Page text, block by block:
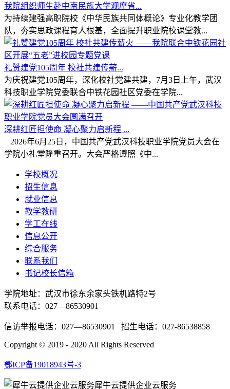
我院组织师生赴中南民族大学观摩省...
为持续建强高职院校《中华民族共同体概论》专业化教学团
队，夯实思政课程育人根基，全面提升职业院校课堂教...
礼赞建党105周年 校社共建传薪...
为庆祝建党105周年，深化校社党建共建，7月3日上午，武汉
科技职业学院党委联合中铁花园社区党委在学院...
深耕红匠担使命 凝心聚力启新程 ...
2026年6月25日，中国共产党武汉科技职业学院党员大会在
学院小礼堂隆重召开。大会严格遵照《中...
学校概况
招生信息
就业信息
教学教研
学工在线
信息公开
综合服务
联系我们
书记校长信箱
学院地址： 武汉市徐东余家头铁机路特2号
联系电话：027—86530901
信访举报电话：027—86530901 招生电话：027-86538858
Copyright © 2019 - 2020 All Rights Reserved
鄂ICP备19018943号-3
犀牛云提供企业云服务